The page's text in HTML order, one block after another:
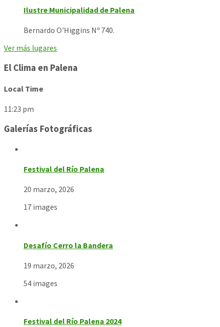
Ilustre Municipalidad de Palena
Bernardo O'Higgins Nº 740.
Ver más lugares
El Clima en Palena
Local Time
11:23 pm
Galerías Fotográficas
Festival del Río Palena
20 marzo, 2026
17 images
Desafío Cerro la Bandera
19 marzo, 2026
54 images
Festival del Río Palena 2024